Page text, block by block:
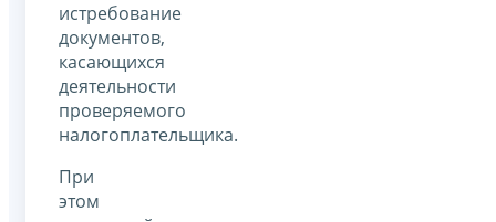
истребование
документов,
касающихся
деятельности
проверяемого
налогоплательщика.
При
этом